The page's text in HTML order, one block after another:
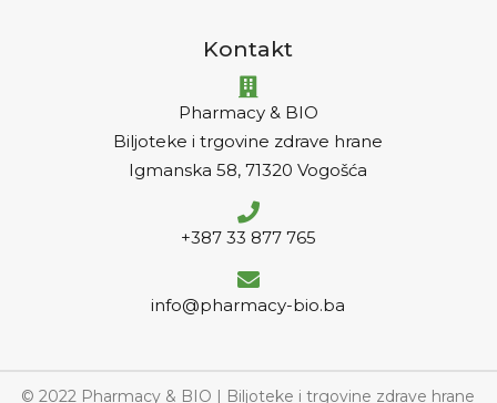
Kontakt
Pharmacy & BIO
Biljoteke i trgovine zdrave hrane
Igmanska 58, 71320 Vogošća
+387 33 877 765
info@pharmacy-bio.ba
© 2022 Pharmacy & BIO | Biljoteke i trgovine zdrave hrane